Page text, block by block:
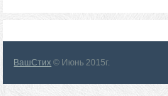
ВашСтих © Июнь 2015г.